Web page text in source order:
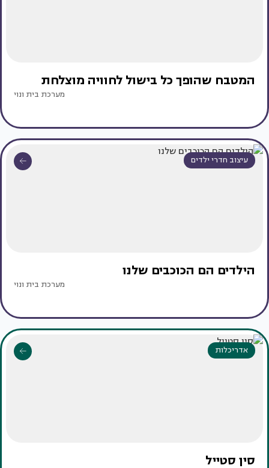
המטבח שהופך כל בישול לחוויה מוצלחת
מערכת בית ונוי
עיצוב חדרי ילדים
הילדים הם הכוכבים שלנו
מערכת בית ונוי
אדריכלות
סין סטייל